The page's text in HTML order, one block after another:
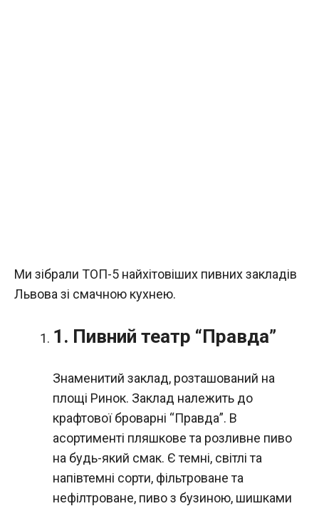
Ми зібрали ТОП-5 найхітовіших пивних закладів
Львова зі смачною кухнею.
1. Пивний театр “Правда”
Знаменитий заклад, розташований на
площі Ринок. Заклад належить до
крафтової броварні “Правда”. В
асортименті пляшкове та розливне пиво
на будь-який смак. Є темні, світлі та
напівтемні сорти, фільтроване та
нефілтроване, пиво з бузиною, шишками